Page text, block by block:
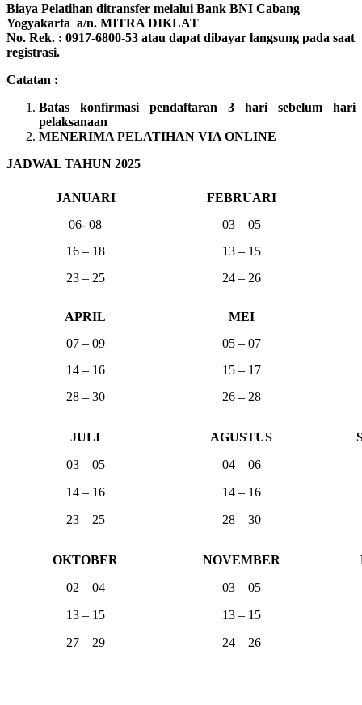
Biaya Pelatihan ditransfer melalui Bank BNI Cabang
Yogyakarta a/n. MITRA DIKLAT
No. Rek. : 0917-6800-53 atau dapat dibayar langsung pada saat
registrasi.
Catatan :
Batas konfirmasi pendaftaran 3 hari sebelum hari
pelaksanaan
MENERIMA PELATIHAN VIA ONLINE
JADWAL TAHUN 2025
JANUARI
FEBRUARI
06- 08
03 – 05
16 – 18
13 – 15
23 – 25
24 – 26
APRIL
MEI
07 – 09
05 – 07
14 – 16
15 – 17
28 – 30
26 – 28
JULI AGUSTUS
03 – 05
04 – 06
14 – 16
14 – 16
23 – 25
28 – 30
OKTOBER NOVEMBER
02 – 04
03 – 05
13 – 15
13 – 15
27 – 29
24 – 26